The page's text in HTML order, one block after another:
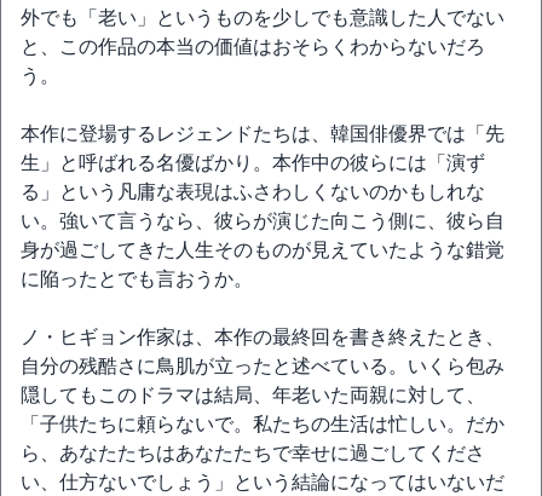
外でも「老い」というものを少しでも意識した人でない
と、この作品の本当の価値はおそらくわからないだろ
う。
本作に登場するレジェンドたちは、韓国俳優界では「先
生」と呼ばれる名優ばかり。本作中の彼らには「演ず
る」という凡庸な表現はふさわしくないのかもしれな
い。強いて言うなら、彼らが演じた向こう側に、彼ら自
身が過ごしてきた人生そのものが見えていたような錯覚
に陥ったとでも言おうか。
ノ・ヒギョン作家は、本作の最終回を書き終えたとき、
自分の残酷さに鳥肌が立ったと述べている。いくら包み
隠してもこのドラマは結局、年老いた両親に対して、
「子供たちに頼らないで。私たちの生活は忙しい。だか
ら、あなたたちはあなたたちで幸せに過ごしてくださ
い、仕方ないでしょう」という結論になってはいないだ